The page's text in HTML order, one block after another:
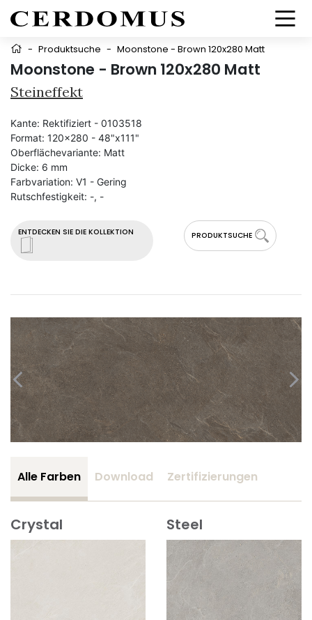
- Produktsuche - Moonstone - Brown 120x280 Matt
Moonstone - Brown 120x280 Matt
Steineffekt
ENTDECKEN SIE DIE KOLLEKTION PRODUKTSUCHE
Kante: Rektifiziert - 0103518
Format: 120x280 - 48"x111"
Oberflächevariante: Matt
Dicke: 6 mm
Farbvariation: V1 - Gering
Rutschfestigkeit: -, -
Alle Farben Download Zertifizierungen
Crystal Steel